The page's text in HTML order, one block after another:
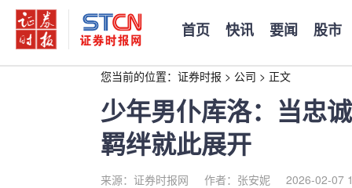
首页 快讯 要闻 股市
您当前的位置： 证券时报 > 公司 > 正文
少年男仆库洛：当忠
羁绊就此展开
来源：证券时报网 作者：张安妮 2026-02-07